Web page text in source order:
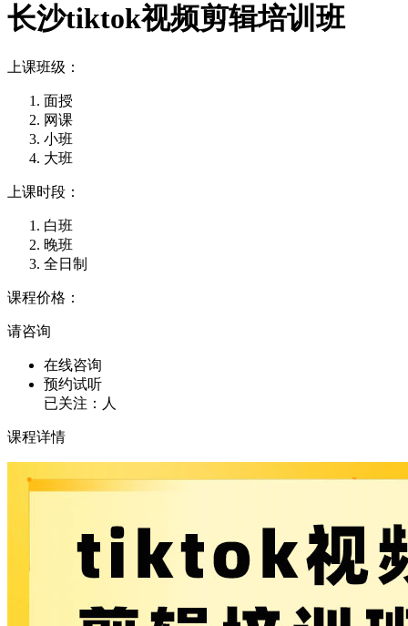
长沙tiktok视频剪辑培训班
上课班级：
面授
网课
小班
大班
上课时段：
白班
晚班
全日制
课程价格：
请咨询
在线咨询
预约试听
已关注： 人
课程详情